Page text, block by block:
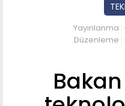
Yayınlanma
Düzenleme :
Bakan